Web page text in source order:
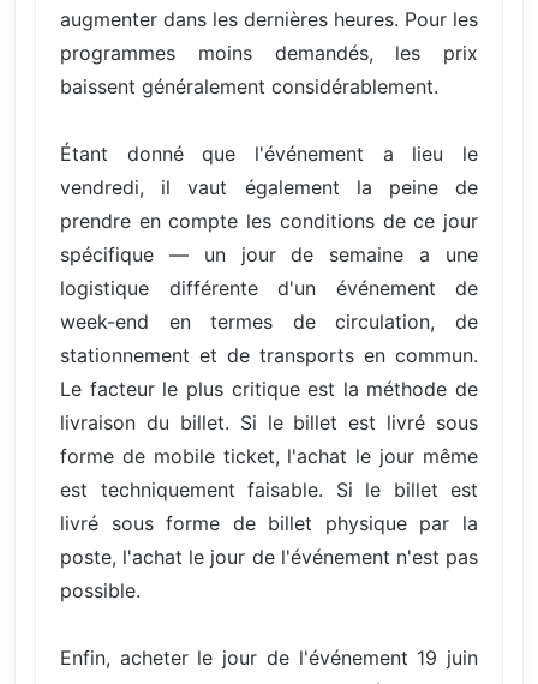
augmenter dans les dernières heures. Pour les
programmes moins demandés, les prix
baissent généralement considérablement.
Étant donné que l'événement a lieu le
vendredi, il vaut également la peine de
prendre en compte les conditions de ce jour
spécifique — un jour de semaine a une
logistique différente d'un événement de
week-end en termes de circulation, de
stationnement et de transports en commun.
Le facteur le plus critique est la méthode de
livraison du billet. Si le billet est livré sous
forme de mobile ticket, l'achat le jour même
est techniquement faisable. Si le billet est
livré sous forme de billet physique par la
poste, l'achat le jour de l'événement n'est pas
possible.
Enfin, acheter le jour de l'événement 19 juin